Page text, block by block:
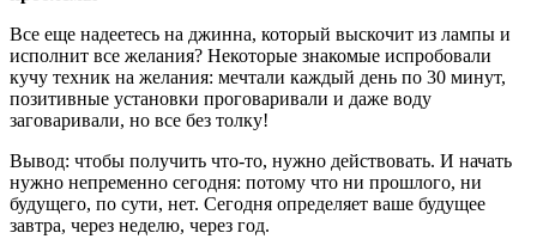
Все еще надеетесь на джинна, который выскочит из лампы и
исполнит все желания? Некоторые знакомые испробовали
кучу техник на желания: мечтали каждый день по 30 минут,
позитивные установки проговаривали и даже воду
заговаривали, но все без толку!
Вывод: чтобы получить что-то, нужно действовать. И начать
нужно непременно сегодня: потому что ни прошлого, ни
будущего, по сути, нет. Сегодня определяет ваше будущее
завтра, через неделю, через год.